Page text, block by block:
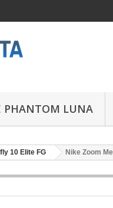
PHANTOM LUNA
10 Elite FG Nike Zoom